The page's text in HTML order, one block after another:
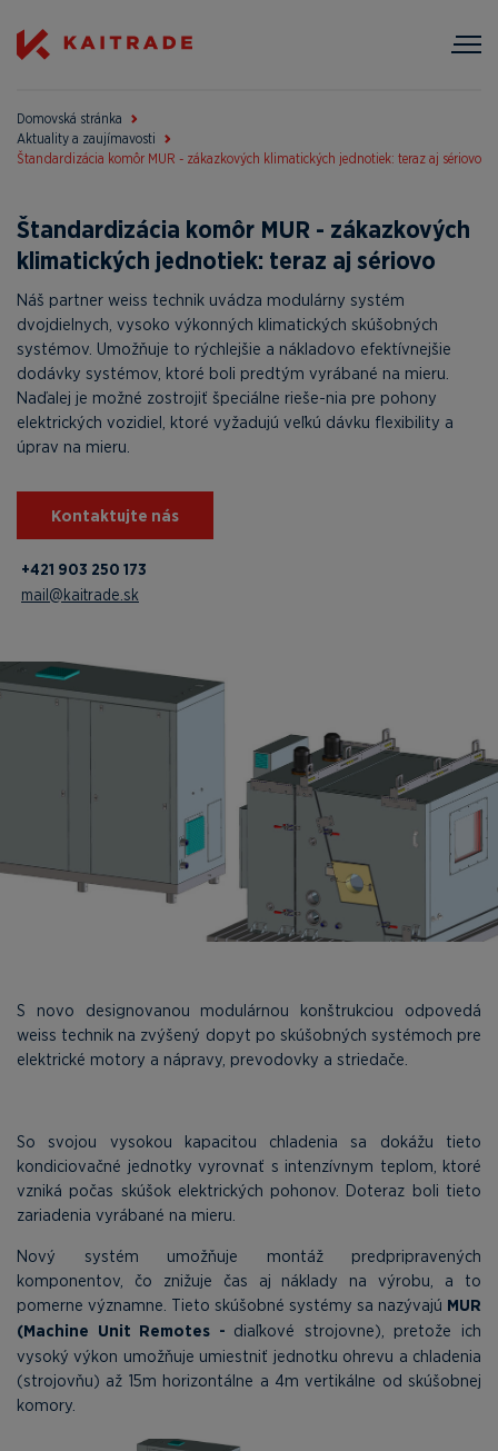
Domovská stránka
Aktuality a zaujímavosti
Štandardizácia komôr MUR - zákazkových klimatických jednotiek: teraz aj sériovo
Štandardizácia komôr MUR - zákazkových
klimatických jednotiek: teraz aj sériovo
Náš partner weiss technik uvádza modulárny systém
dvojdielnych, vysoko výkonných klimatických skúšobných
systémov. Umožňuje to rýchlejšie a nákladovo efektívnejšie
dodávky systémov, ktoré boli predtým vyrábané na mieru.
Naďalej je možné zostrojiť špeciálne rieše-nia pre pohony
elektrických vozidiel, ktoré vyžadujú veľkú dávku flexibility a
úprav na mieru.
Kontaktujte nás
+421 903 250 173
mail@kaitrade.sk
S novo designovanou modulárnou konštrukciou odpovedá
weiss technik na zvýšený dopyt po skúšobných systémoch pre
elektrické motory a nápravy, prevodovky a striedače.
So svojou vysokou kapacitou chladenia sa dokážu tieto
kondiciovačné jednotky vyrovnať s intenzívnym teplom, ktoré
vzniká počas skúšok elektrických pohonov. Doteraz boli tieto
zariadenia vyrábané na mieru.
Nový systém umožňuje montáž predpripravených
komponentov, čo znižuje čas aj náklady na výrobu, a to
pomerne významne. Tieto skúšobné systémy sa nazývajú MUR
(Machine Unit Remotes - diaľkové strojovne), pretože ich
vysoký výkon umožňuje umiestniť jednotku ohrevu a chladenia
(strojovňu) až 15m horizontálne a 4m vertikálne od skúšobnej
komory.